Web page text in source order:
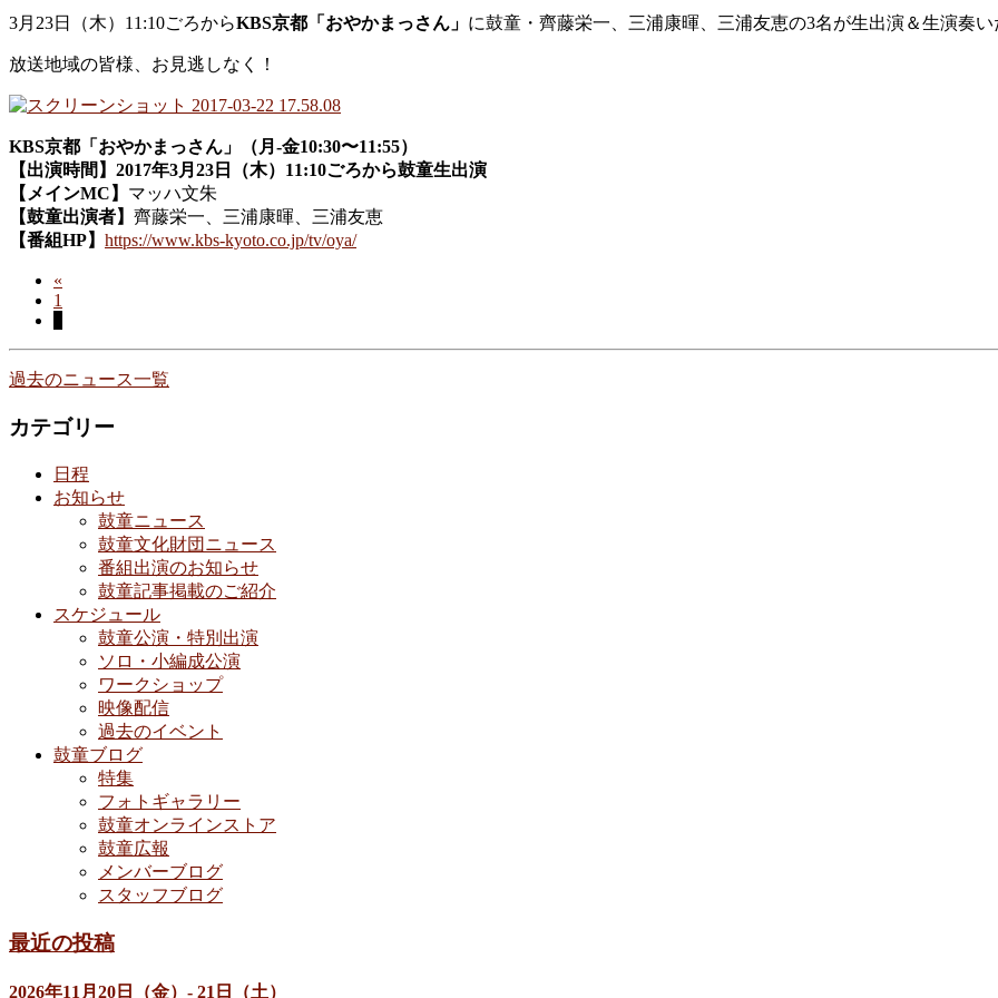
3月23日（木）11:10ごろからKBS京都「おやかまっさん」 に鼓童・齊藤栄一、三浦康暉、三浦友恵の3名が生出演＆生演奏い
放送地域の皆様、お見逃しなく！
KBS京都「おやかまっさん」（月-金10:30〜11:55）
【出演時間】2017年3月23日（木）11:10ごろから鼓童生出演
【メインMC】 マッハ文朱
【鼓童出演者】 齊藤栄一、三浦康暉、三浦友恵
【番組HP】 https://www.kbs-kyoto.co.jp/tv/oya/
ナ
ビ
ゲ
«
ペ
ジ
1
過去のニュース一覧
カテゴリー
日程
お知らせ
鼓童ニュース
鼓童文化財団ニュース
番組出演のお知らせ
鼓童記事掲載のご紹介
スケジュール
鼓童公演・特別出演
ソロ・小編成公演
ワークショップ
映像配信
過去のイベント
鼓童ブログ
特集
フォトギャラリー
鼓童オンラインストア
鼓童広報
メンバーブログ
スタッフブログ
最近の投稿
2026年11月20日（金）- 21日（土）